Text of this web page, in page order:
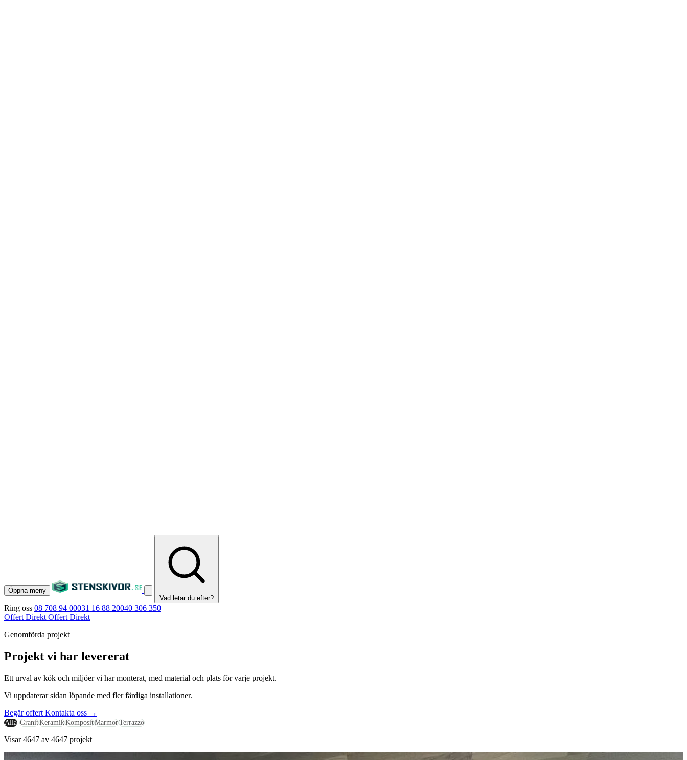
Öppna meny
Vad letar du efter?
Ring oss 08 708 94 00031 16 88 20040 306 350
Offert Direkt Offert Direkt
Genomförda projekt
Projekt vi har levererat
Ett urval av kök och miljöer vi har monterat, med material och plats för varje projekt.
Vi uppdaterar sidan löpande med fler färdiga installationer.
Begär offert Kontakta oss →
Alla GranitKeramikKompositMarmorTerrazzo
Visar 4647 av 4647 projekt